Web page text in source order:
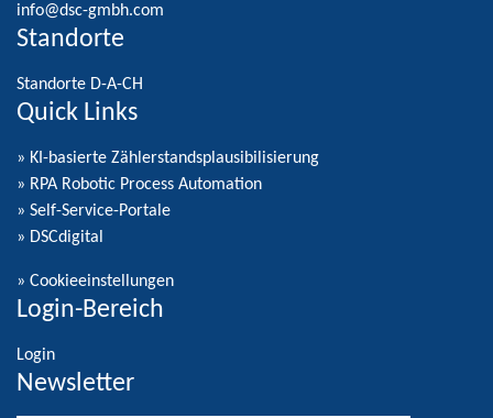
info@dsc-gmbh.com
Standorte
Standorte D-A-CH
Quick Links
» KI-basierte Zählerstandsplausibilisierung
» RPA Robotic Process Automation
» Self-Service-Portale
» DSCdigital
» Cookieeinstellungen
Login-Bereich
Login
Newsletter